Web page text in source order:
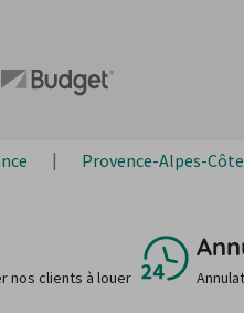
Provence-Alpes-
nos clients à louer